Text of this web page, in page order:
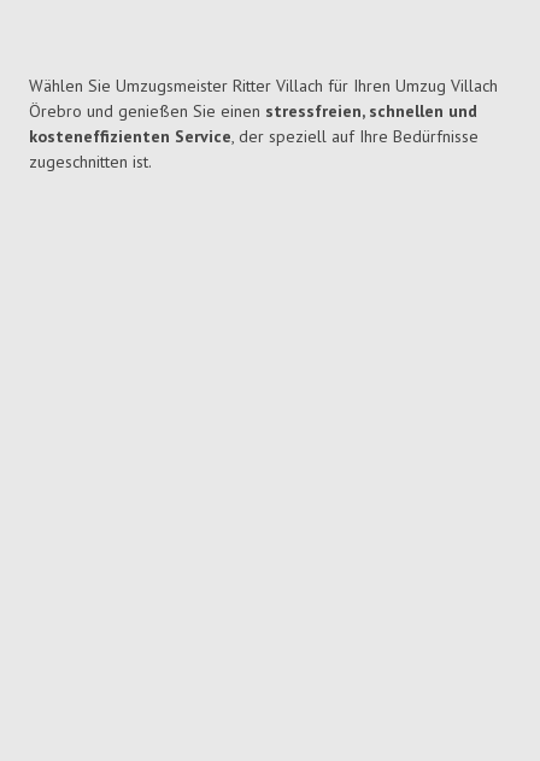
Wählen Sie Umzugsmeister Ritter Villach für Ihren Umzug Villach
Örebro und genießen Sie einen stressfreien, schnellen und
kosteneffizienten Service, der speziell auf Ihre Bedürfnisse
zugeschnitten ist.